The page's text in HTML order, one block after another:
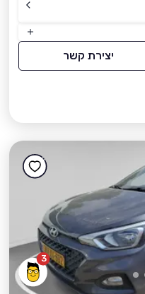
יצירת קשר
3